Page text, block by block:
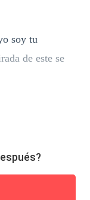
soy tu
de este se